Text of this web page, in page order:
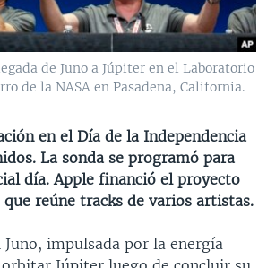
Y CULTURA
AL DÍA
[RADIO]
VOA
de Juno a Júpiter en el Laboratorio
de la NASA en Pasadena, California.
en el Día de la Independencia
La sonda se programó para
día. Apple financió el proyecto
reúne tracks de varios artistas.
Juno, impulsada por la energía